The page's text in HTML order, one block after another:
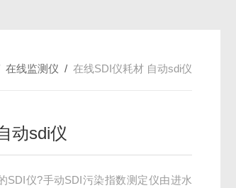
在线监测仪 / 在线SDI仪耗材 自动sdi仪
动sdi仪
SDI仪?手动SDI污染指数测定仪由进水